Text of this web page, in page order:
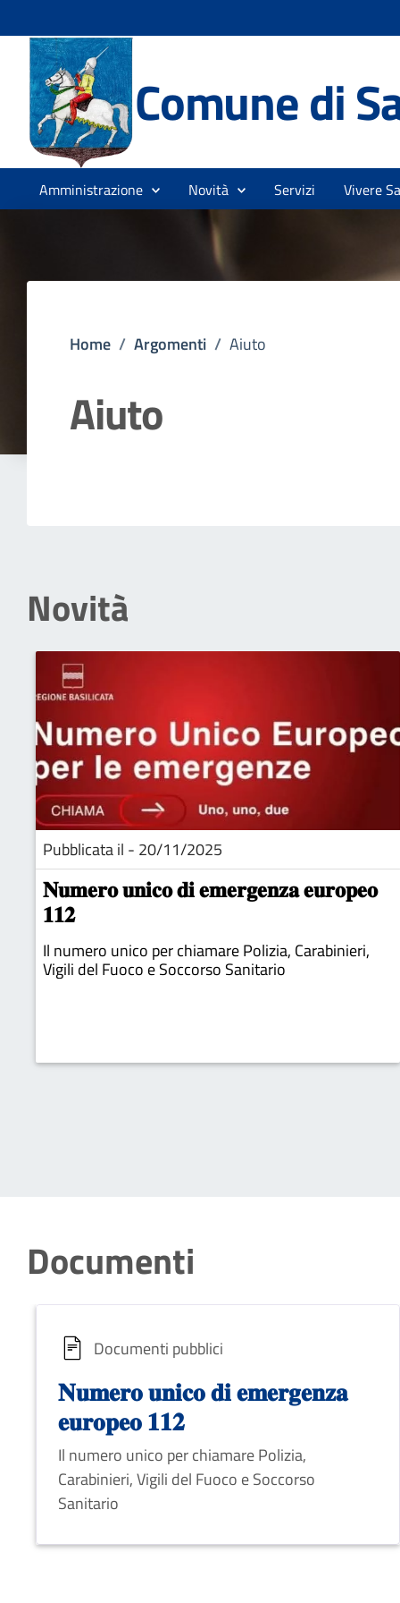
Comune di
Amministrazione Novità Servizi Vivere
Home / Argomenti / Aiuto
Aiuto
Novità
Pubblicata il - 20/11/2025
𝐍𝐮𝐦𝐞𝐫𝐨 𝐮𝐧𝐢𝐜𝐨 𝐝𝐢 𝐞𝐦𝐞𝐫𝐠𝐞𝐧𝐳𝐚 𝐞𝐮𝐫𝐨𝐩𝐞𝐨
𝟏𝟏𝟐
Il numero unico per chiamare Polizia, Carabinieri,
Vigili del Fuoco e Soccorso Sanitario
Documenti
Documenti pubblici
𝐍𝐮𝐦𝐞𝐫𝐨 𝐮𝐧𝐢𝐜𝐨 𝐝𝐢 𝐞𝐦𝐞𝐫𝐠𝐞𝐧𝐳𝐚
𝐞𝐮𝐫𝐨𝐩𝐞𝐨 𝟏𝟏𝟐
Il numero unico per chiamare Polizia,
Carabinieri, Vigili del Fuoco e Soccorso
Sanitario